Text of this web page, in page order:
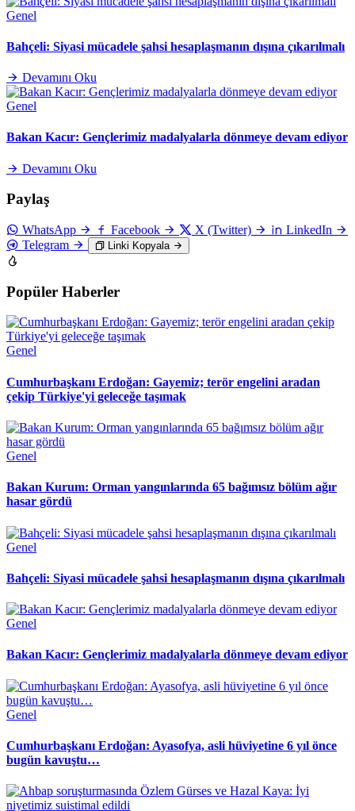
Genel
Bahçeli: Siyasi mücadele şahsi hesaplaşmanın dışına çıkarılmalı
Devamını Oku
Genel
Bakan Kacır: Gençlerimiz madalyalarla dönmeye devam ediyor
Devamını Oku
Paylaş
WhatsApp Facebook X (Twitter)
LinkedIn
Telegram
Linki Kopyala
Popüler Haberler
Genel
Cumhurbaşkanı Erdoğan: Gayemiz; terör engelini aradan
çekip Türkiye'yi geleceğe taşımak
Genel
Bakan Kurum: Orman yangınlarında 65 bağımsız bölüm ağır
hasar gördü
Genel
Bahçeli: Siyasi mücadele şahsi hesaplaşmanın dışına çıkarılmalı
Genel
Bakan Kacır: Gençlerimiz madalyalarla dönmeye devam ediyor
Genel
Cumhurbaşkanı Erdoğan: Ayasofya, asli hüviyetine 6 yıl önce
bugün kavuştu…